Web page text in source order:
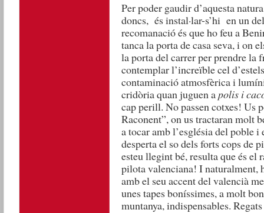
Per poder gaudir d’aquesta
doncs, és instal·lar-s’hi en un
recomanació és que ho feu a
tanca la porta de casa seva, i on
la porta del carrer per prendre la
contemplar l’increïble cel
contaminació atmosfèrica i
cridòria quan juguen apolis i
cap perill. No passen cotxes! Us
Raconent”, on us tractaran molt
a tocar amb l’església del poble
desperta el so dels forts cops de
esteu llegint bé, resulta que és el
pilota valenciana! I naturalment,
amb el seu accent del valencià
unes tapes boníssimes, a molt
muntanya, indispensables.